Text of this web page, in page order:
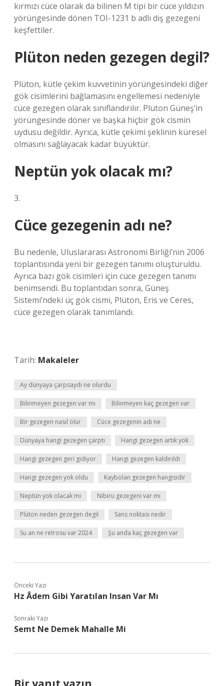
kırmızı cüce olarak da bilinen M tipi bir cüce yıldızın
yörüngesinde dönen TOI-1231 b adlı dış gezegeni
keşfettiler.
Plüton neden gezegen degil?
Plüton, kütle çekim kuvvetinin yörüngesindeki diğer
gök cisimlerini bağlamasını engellemesi nedeniyle
cüce gezegen olarak sınıflandırılır. Plüton Güneş’in
yörüngesinde döner ve başka hiçbir gök cismin
uydusu değildir. Ayrıca, kütle çekimi şeklinin küresel
olmasını sağlayacak kadar büyüktür.
Neptün yok olacak mı?
3.
Cüce gezegenin adı ne?
Bu nedenle, Uluslararası Astronomi Birliği’nin 2006
toplantısında yeni bir gezegen tanımı oluşturuldu.
Ayrıca bazı gök cisimleri için cüce gezegen tanımı
benimsendi. Bu toplantıdan sonra, Güneş
Sistemi’ndeki üç gök cismi, Plüton, Eris ve Ceres,
cüce gezegen olarak tanımlandı.
Tarih: Makaleler
Ay dünyaya çarpsaydı ne olurdu
Bilinmeyen gezegen var mı Bilinmeyen kaç gezegen var
Bir gezegen nasıl ölür Cüce gezegenin adı ne
Dünyaya hangi gezegen çarptı Hangi gezegen artık yok
Hangi gezegen geri gidiyor Hangi gezegen kaldırıldı
Hangi gezegen yok oldu Kaybolan gezegen hangisidir
Neptün yok olacak mı Nibiru gezegeni var mı
Plüton neden gezegen degil Sans noktası nedir
Su an ne retrosu var 2024 Şu anda kaç gezegen var
Önceki Yazı
Hz Âdem Gibi Yaratılan Insan Var Mı
Sonraki Yazı
Semt Ne Demek Mahalle Mi